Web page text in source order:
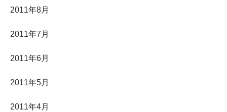
2011年8月
2011年7月
2011年6月
2011年5月
2011年4月